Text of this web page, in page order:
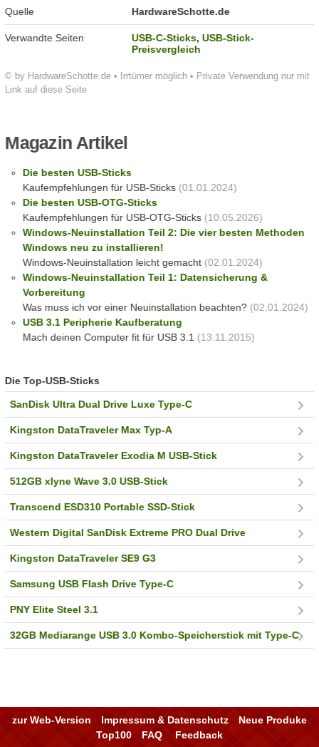
© by HardwareSchotte.de • Irrtümer möglich • Private Verwendung nur mit
Link auf diese Seite
Quelle HardwareSchotte.de
Verwandte Seiten USB-C-Sticks,USB-Stick-
Preisvergleich
Magazin Artikel
Die besten USB-Sticks
Kaufempfehlungen für USB-Sticks(01.01.2024)
Die besten USB-OTG-Sticks
Kaufempfehlungen für USB-OTG-Sticks(10.05.2026)
Windows-Neuinstallation Teil 2: Die vier besten Methoden
Windows neu zu installieren!
Windows-Neuinstallation leicht gemacht(02.01.2024)
Windows-Neuinstallation Teil 1: Datensicherung &
Vorbereitung
Was muss ich vor einer Neuinstallation beachten?(02.01.2024)
USB 3.1 Peripherie Kaufberatung
Mach deinen Computer fit für USB 3.1 (13.11.2015)
Die Top-USB-Sticks
SanDisk Ultra Dual Drive Luxe Type-C
Kingston DataTraveler Max Typ-A
Kingston DataTraveler Exodia M USB-Stick
512GB xlyne Wave 3.0 USB-Stick
Transcend ESD310 Portable SSD-Stick
Western Digital SanDisk Extreme PRO Dual Drive
Kingston DataTraveler SE9 G3
Samsung USB Flash Drive Type-C
PNY Elite Steel 3.1
32GB Mediarange USB 3.0 Kombo-Speicherstick mit Type-C
zur Web-Version Impressum & Datenschutz
Neue Produke
Top100
FAQ
Feedback